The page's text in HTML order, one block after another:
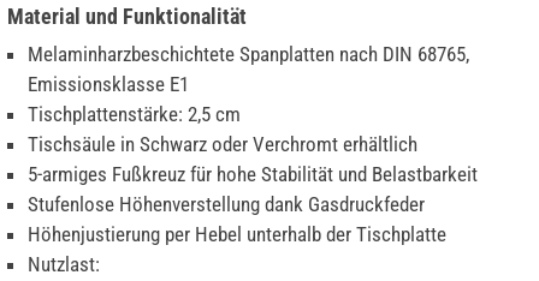
Material und Funktionalität
Melaminharzbeschichtete Spanplatten nach DIN 68765,
Emissionsklasse E1
Tischplattenstärke: 2,5 cm
Tischsäule in Schwarz oder Verchromt erhältlich
5-armiges Fußkreuz für hohe Stabilität und Belastbarkeit
Stufenlose Höhenverstellung dank Gasdruckfeder
Höhenjustierung per Hebel unterhalb der Tischplatte
Nutzlast: